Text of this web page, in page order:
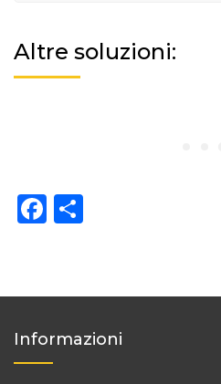
Altre soluzioni:
Facebook
Informazioni